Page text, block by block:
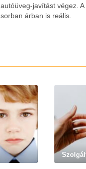
javítást végez.
árban is reális.